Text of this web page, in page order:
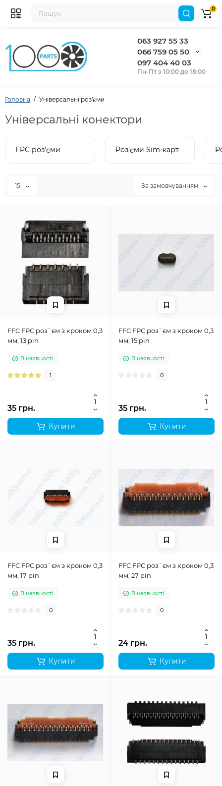
063 927 55 33
066 759 05 50
097 404 40 03
Пн-Пт з 10:00 до 18:00
0
Головна Універсальні роз'єми
Універсальні конектори
FPC роз'єми Роз'єми Sim-карт
15 За замовчуванням
FFC FPC роз`єм з кроком 0,3
мм, 13 pin
В наявності
1
35 грн.
Купити
FFC FPC роз`єм з кроком 0,3
мм, 15 pin
В наявності
0
35 грн.
Купити
FFC FPC роз`єм з кроком 0,3
мм, 17 pin
В наявності
0
35 грн.
Купити
FFC FPC роз`єм з кроком 0,3
мм, 27 pin
В наявності
0
24 грн.
Купити